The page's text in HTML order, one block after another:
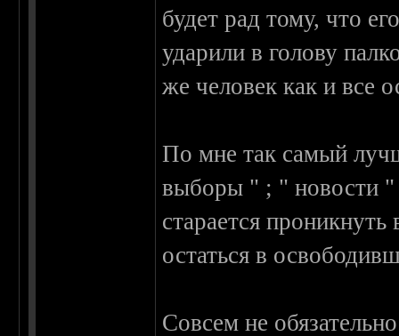
будет рад тому, что
ударили в голову
же человек как и все
По мне так самый
выборы " ; " новости "
старается
остаться в
Совсем не